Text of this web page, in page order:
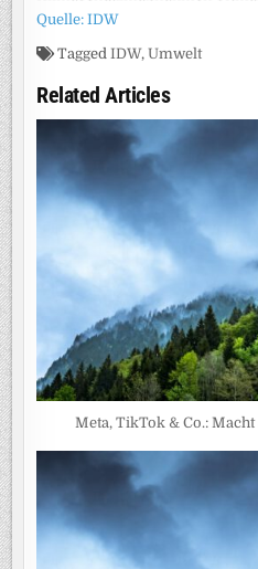
Quelle: IDW
TaggedIDW,Umwelt
Related Articles
Meta, TikTok & Co.: